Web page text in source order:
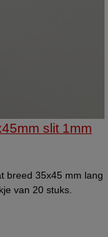
slit 1mm
breed 35x45 mm lang
van 20 stuks.